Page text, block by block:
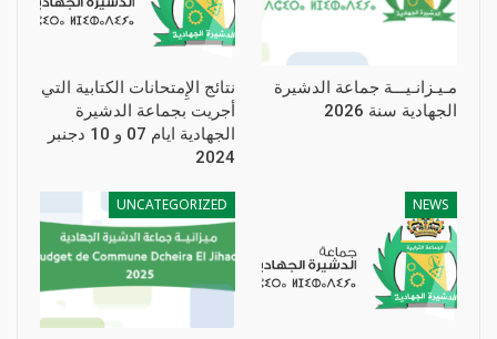
مـيـزانـيـــة جماعة الدشيرة
الجهادية سنة 2026
نتائج الإِمتحانات الكتابية التي
أجريت بجماعة الدشيرة
الجهادية ايام 07 و 10 دجنبر
2024
NEWS
UNCATEGORIZED